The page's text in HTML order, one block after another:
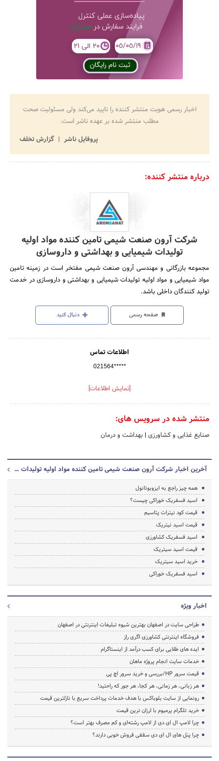
اخبار رسمی هویت منتشر کننده را تایید می‌کند ولی مسئولیت صحت
مطلب منتشر شده بر عهده ناشر است.
پروفایل ناشر
گزارش تخلف
درباره منتشر کننده:
شرکت آرون صنعت شیمی تامین کننده مواد اولیه
تولیدات شیمیایی و بهداشتی و داروسازی
مجموعه بازرگانی و مهندسی آرون صنعت شیمی مفتخر است در زمینه تامین
مواد شیمیایی و مواد اولیه تولیدات شیمیایی و بهداشتی و داروسازی در خدمت
تولید کنندگان داخلی باشد.
صفحه رسمی دنبال کنید
اطلاعات تماس
021564*****
[نمایش اطلاعات]
منتشر شده در سرویس های:
صنایع غذایی و کشاورزی | بهداشت و درمان
آخرین اخبار شرکت آرون صنعت شیمی تامین کننده مواد اولیه تولیدات شیمیایی و بهداشتی و داروسازی
همه چیز راجع به ایزوبوتانول
اسید فسفریک خوراکی چیست؟
قیمت کود نیترات پتاسیم
قیمت اسید نیتریک
اسید فسفریک کشاورزی
قیمت اسید سیتریک
خرید اسید سیتریک
اسید فسفریک خوراکی
اخبار ویژه
طراحی سایت در اصفهان بهترین شیوه تبلیغات اینترنتی در اصفهان
فروشگاه اینترنتی کشاورزی اگری راز
ایده های طلایی برای کسب درآمد از اینستاگرام
خدمات سایت انجام پروژه ماهان
قیمت سرور HP/بررسی و خرید سرور اچ پی
هر زبانی، هر زمانی، هر کجا، هر جور که راحتید!
رونمایی از سایت بلوباکس با هدف خدمات پرداخت سریع با نازلترین قیمت
خرید تلگرام پرمیوم با ارزان ترین قیمت
چرا لامپ ال ای دی از لامپ رشته‌ای و کم مصرف بهتر است؟
چرا پنل های ال ای دی سقفی فروش خوبی دارند؟